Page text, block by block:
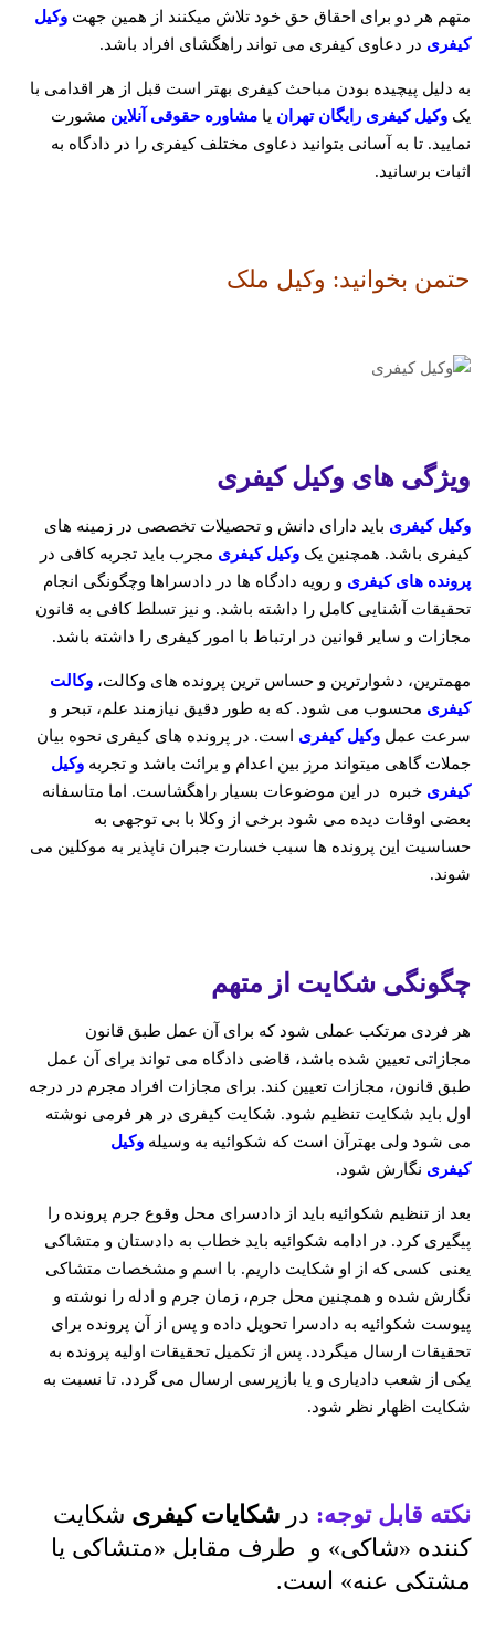
متهم هر دو برای احقاق حق خود تلاش میکنند از همین جهتوکیل
کیفری در دعاوی کیفری می تواند راهگشای افراد باشد.
به دلیل پیچیده بودن مباحث کیفری بهتر است قبل از هر اقدامی با
یکوکیل کیفری رایگان تهران یامشاوره حقوقی آنلاین مشورت
نمایید. تا به آسانی بتوانید دعاوی مختلف کیفری را در دادگاه به
اثبات برسانید.
حتمن بخوانید: وکیل ملک
ویژگی های وکیل کیفری
وکیل کیفری باید دارای دانش و تحصیلات تخصصی در زمینه های
کیفری باشد. همچنین یکوکیل کیفری مجرب باید تجربه کافی در
پرونده های کیفری و رویه دادگاه ها در دادسراها وچگونگی انجام
تحقیقات آشنایی کامل را داشته باشد. و نیز تسلط کافی به قانون
مجازات و سایر قوانین در ارتباط با امور کیفری را داشته باشد.
مهمترین، دشوارترین و حساس ترین پرونده های وکالت،وکالت
کیفری محسوب می شود. که به طور دقیق نیازمند علم، تبحر و
سرعت عملوکیل کیفری است. در پرونده های کیفری نحوه بیان
جملات گاهی میتواند مرز بین اعدام و برائت باشد و تجربهوکیل
کیفری خبره در این موضوعات بسیار راهگشاست. اما متاسفانه
بعضی اوقات دیده می شود برخی از وکلا با بی توجهی به
حساسیت این پرونده ها سبب خسارت جبران ناپذیر به موکلین می
شوند.
چگونگی شکایت از متهم
هر فردی مرتکب عملی شود که برای آن عمل طبق قانون
مجازاتی تعیین شده باشد، قاضی دادگاه می تواند برای آن عمل
طبق قانون، مجازات تعیین کند. برای مجازات افراد مجرم در درجه
اول باید شکایت تنظیم شود. شکایت کیفری در هر فرمی نوشته
می شود ولی بهترآن است که شکوائیه به وسیلهوکیل
کیفری نگارش شود.
بعد از تنظیم شکوائیه باید از دادسرای محل وقوع جرم پرونده را
پیگیری کرد. در ادامه شکوائیه باید خطاب به دادستان و متشاکی
یعنی کسی که از او شکایت داریم. با اسم و مشخصات متشاکی
نگارش شده و همچنین محل جرم، زمان جرم و ادله را نوشته و
پیوست شکوائیه به دادسرا تحویل داده و پس از آن پرونده برای
تحقیقات ارسال میگردد. پس از تکمیل تحقیقات اولیه پرونده به
یکی از شعب دادیاری و یا بازپرسی ارسال می گردد. تا نسبت به
شکایت اظهار نظر شود.
نکته قابل توجه: درشکایات کیفری شکایت
کننده «شاکی» و طرف مقابل «متشاکی یا
مشتکی عنه» است.